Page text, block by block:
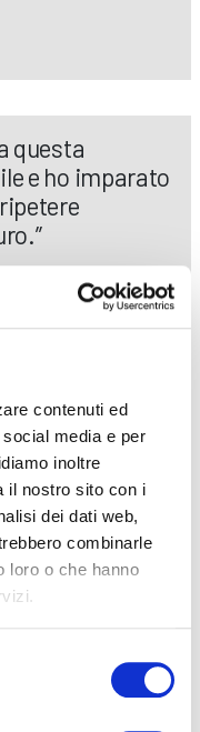
contenuti ed
media e per
inoltre
il nostro sito con i
dei dati web,
combinarle
loro o che hanno
questa
e ho imparato